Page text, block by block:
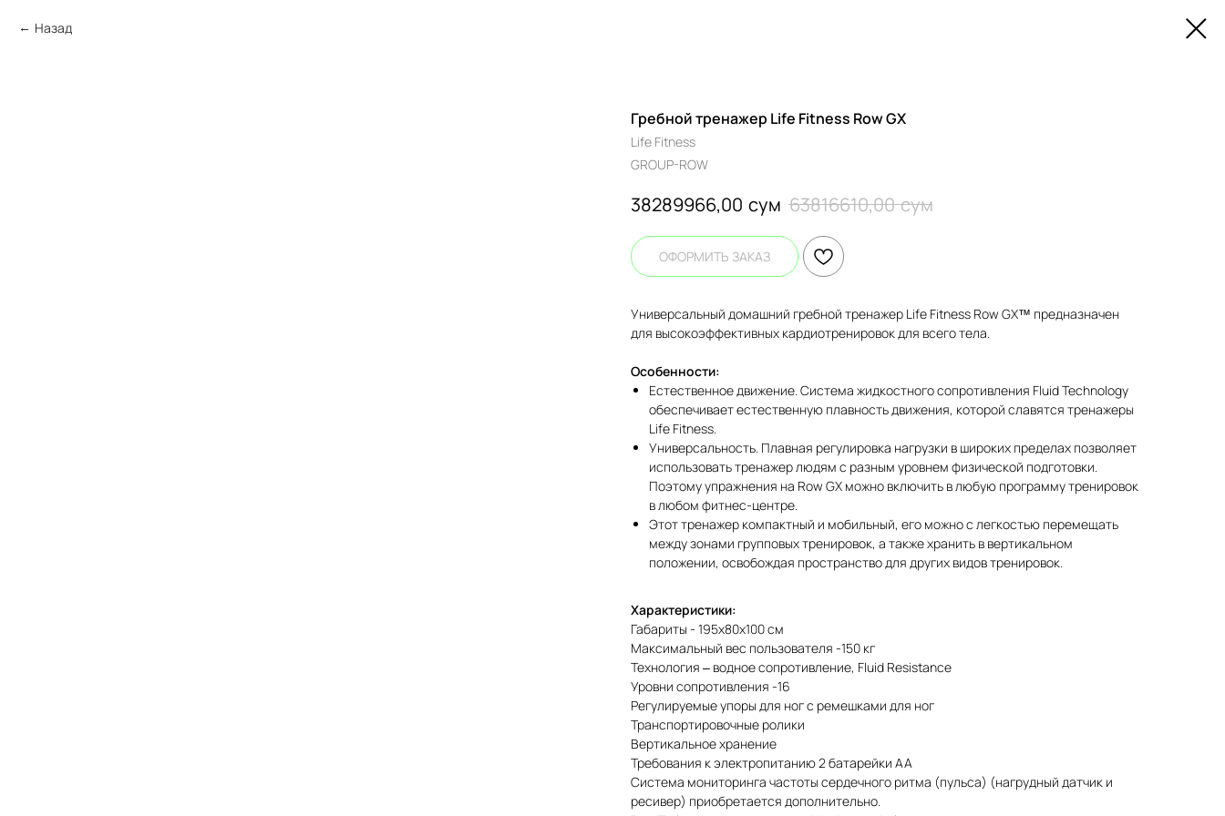
Назад
Гребной тренажер Life Fitness Row GX
Life Fitness
GROUP-ROW
38289966,00 сум 63816610,00 сум
ОФОРМИТЬ ЗАКАЗ
Универсальный домашний гребной тренажер Life Fitness Row GX™ предназначен
для высокоэффективных кардиотренировок для всего тела.
Особенности:
Естественное движение. Система жидкостного сопротивления Fluid Technology
обеспечивает естественную плавность движения, которой славятся тренажеры
Life Fitness.
Универсальность. Плавная регулировка нагрузки в широких пределах позволяет
использовать тренажер людям с разным уровнем физической подготовки.
Поэтому упражнения на Row GX можно включить в любую программу тренировок
в любом фитнес-центре.
Этот тренажер компактный и мобильный, его можно с легкостью перемещать
между зонами групповых тренировок, а также хранить в вертикальном
положении, освобождая пространство для других видов тренировок.
Характеристики:
Габариты - 195х80х100 см
Максимальный вес пользователя -150 кг
Технология – водное сопротивление, Fluid Resistance
Уровни сопротивления -16
Регулируемые упоры для ног с ремешками для ног
Транспортировочные ролики
Вертикальное хранение
Требования к электропитанию 2 батарейки AA
Система мониторинга частоты сердечного ритма (пульса) (нагрудный датчик и
ресивер) приобретается дополнительно.